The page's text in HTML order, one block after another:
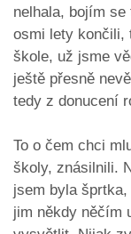
nelhala, bojím se
osmi lety končili,
škole, už jsme
ještě přesně
tedy z donucení
To o čem chci
školy, znásilnili.
jsem byla
jim někdy něčím